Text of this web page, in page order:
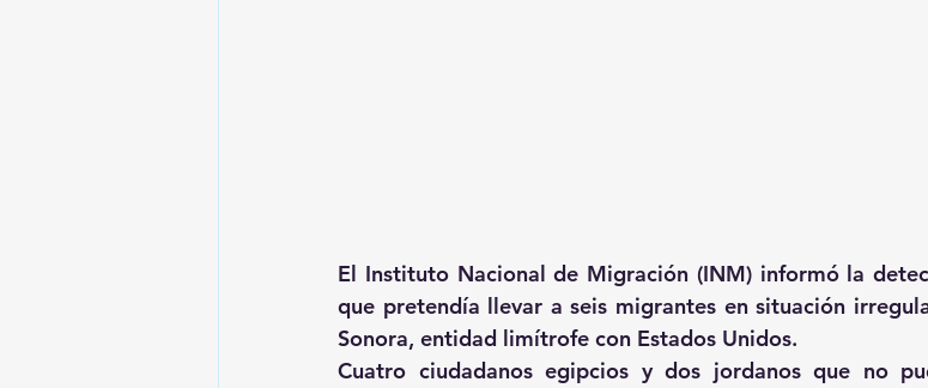
El Instituto Nacional de Migración (INM) informó la
que pretendía llevar a seis migrantes en situación
Sonora, entidad limítrofe con Estados Unidos.
Cuatro ciudadanos egipcios y dos jordanos que no